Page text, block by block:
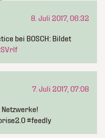
8. Juli 2017, 06:32
bei BOSCH: Bildet
7. Juli 2017, 07:08
Netzwerke!
#feedly